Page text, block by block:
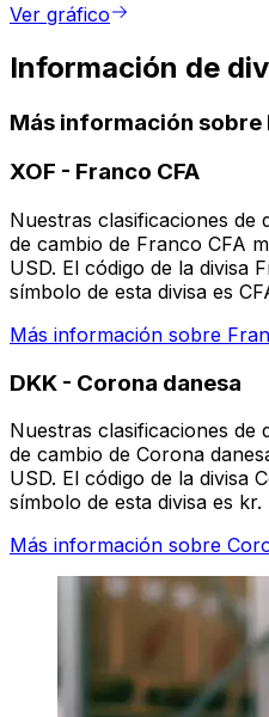
Ver gráfico
Información de
Más información sobre
XOF - Franco CFA
Nuestras clasificaciones de
de cambio de Franco CFA
USD. El código de la divisa
símbolo de esta divisa es
Más información sobre
DKK - Corona danesa
Nuestras clasificaciones de
de cambio de Corona
USD. El código de la divisa
símbolo de esta divisa es kr.
Más información sobre